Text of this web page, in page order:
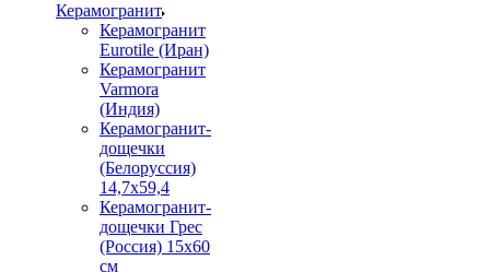
Керамогранит
Керамогранит
Eurotile (Иран)
Керамогранит
Varmora
(Индия)
Керамогранит-
дощечки
(Белоруссия)
14,7x59,4
Керамогранит-
дощечки Грес
(Россия) 15х60
см